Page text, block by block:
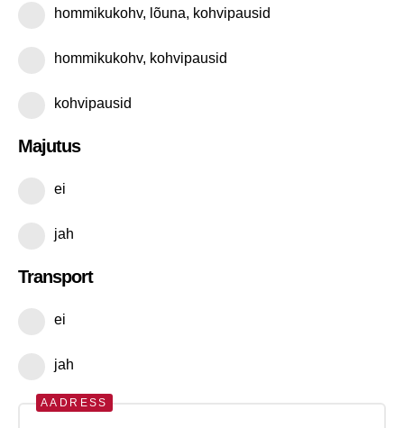
hommikukohv, lõuna, kohvipausid
hommikukohv, kohvipausid
kohvipausid
Majutus
ei
jah
Transport
ei
jah
AADRESS